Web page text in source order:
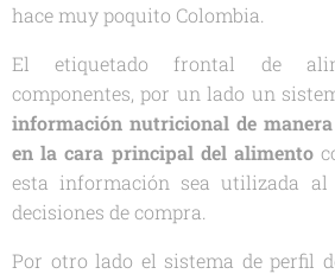
hace muy poquito Colombia.
El etiquetado frontal de
componentes, por un lado un
información nutricional de
en la cara principal del alimento
esta información sea utilizada
decisiones de compra.
Por otro lado el sistema de perfil